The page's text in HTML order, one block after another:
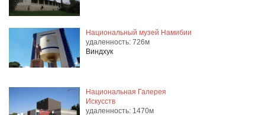
Национальный музей Намибии
удаленность: 726м
Виндхук
Национальная Галерея
Искусств
удаленность: 1470м